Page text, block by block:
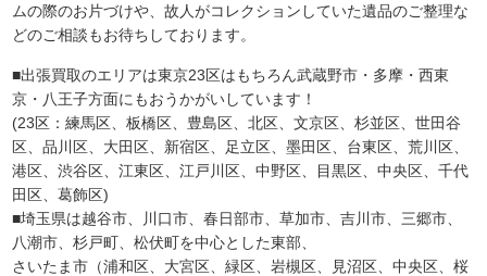
ムの際のお片づけや、故人がコレクションしていた遺品のご整理な
どのご相談もお待ちしております。
■出張買取のエリアは東京23区はもちろん武蔵野市・多摩・西東
京・八王子方面にもおうかがいしています！
(23区：練馬区、板橋区、豊島区、北区、文京区、杉並区、世田谷
区、品川区、大田区、新宿区、足立区、墨田区、台東区、荒川区、
港区、渋谷区、江東区、江戸川区、中野区、目黒区、中央区、千代
田区、葛飾区)
■埼玉県は越谷市、川口市、春日部市、草加市、吉川市、三郷市、
八潮市、杉戸町、松伏町を中心とした東部、
さいたま市（浦和区、大宮区、緑区、岩槻区、見沼区、中央区、桜